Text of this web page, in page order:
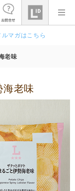
ルマガはこちら
老味
老味